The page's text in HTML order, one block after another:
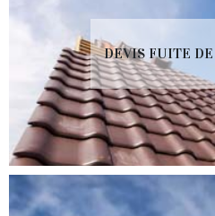
DEVIS FUITE